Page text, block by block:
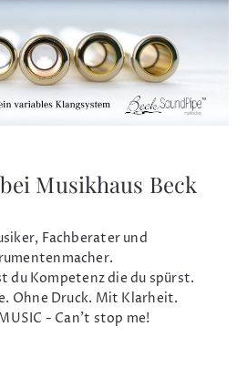
Musikhaus Beck
Fachberater und
du Kompetenz die du spürst.
Ohne Druck. Mit Klarheit.
- Can't stop me!